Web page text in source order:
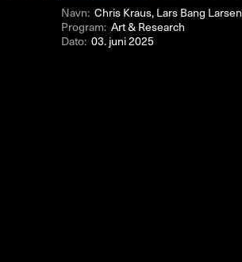
Navn: Chris Kraus, Lars Bang Larsen
Program: Art & Research
Dato: 03. juni 2025